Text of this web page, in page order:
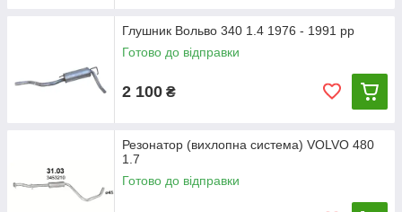
Глушник Вольво 340 1.4 1976 - 1991 рр
Готово до відправки
2 100 ₴
Резонатор (вихлопна система) VOLVO 480
1.7
Готово до відправки